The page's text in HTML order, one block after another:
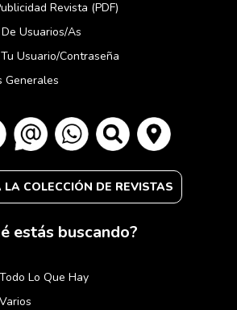
Revista (PDF)
Usuarios/as
Usuario/contraseña
Generales
COLECCIÓN DE REVISTAS
estás buscando?
Todo Lo Que Hay
Varios